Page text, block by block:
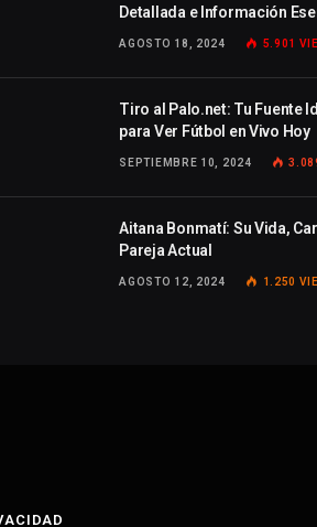
Detallada e Información
AGOSTO 18, 2024 5.901
Tiro al Palo.net: Tu Fuente
para Ver Fútbol en Vivo Hoy
SEPTIEMBRE 10, 2024
Aitana Bonmatí: Su Vida,
Pareja Actual
AGOSTO 12, 2024 1.250